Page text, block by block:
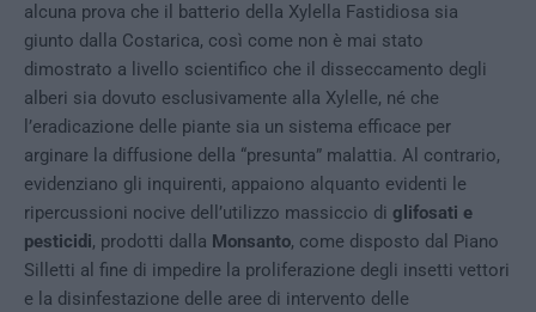
alcuna prova che il batterio della Xylella Fastidiosa sia
giunto dalla Costarica, così come non è mai stato
dimostrato a livello scientifico che il disseccamento degli
alberi sia dovuto esclusivamente alla Xylelle, né che
l’eradicazione delle piante sia un sistema efficace per
arginare la diffusione della “presunta” malattia. Al contrario,
evidenziano gli inquirenti, appaiono alquanto evidenti le
ripercussioni nocive dell’utilizzo massiccio di glifosati e
pesticidi, prodotti dalla Monsanto, come disposto dal Piano
Silletti al fine di impedire la proliferazione degli insetti vettori
e la disinfestazione delle aree di intervento delle